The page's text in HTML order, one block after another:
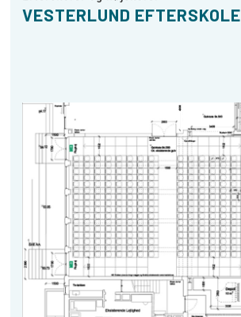
VESTERLUND EFTERSKOLE